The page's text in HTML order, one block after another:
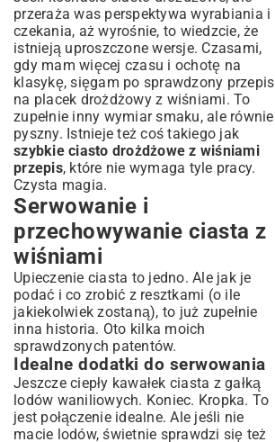
przeraża was perspektywa wyrabiania i
czekania, aż wyrośnie, to wiedzcie, że
istnieją uproszczone wersje. Czasami,
gdy mam więcej czasu i ochotę na
klasykę, sięgam po sprawdzony przepis
na placek drożdżowy z wiśniami. To
zupełnie inny wymiar smaku, ale równie
pyszny. Istnieje też coś takiego jak
szybkie ciasto drożdżowe z wiśniami
przepis, które nie wymaga tyle pracy.
Czysta magia.
Serwowanie i
przechowywanie ciasta z
wiśniami
Upieczenie ciasta to jedno. Ale jak je
podać i co zrobić z resztkami (o ile
jakiekolwiek zostaną), to już zupełnie
inna historia. Oto kilka moich
sprawdzonych patentów.
Idealne dodatki do serwowania
Jeszcze ciepły kawałek ciasta z gałką
lodów waniliowych. Koniec. Kropka. To
jest połączenie idealne. Ale jeśli nie
macie lodów, świetnie sprawdzi się też